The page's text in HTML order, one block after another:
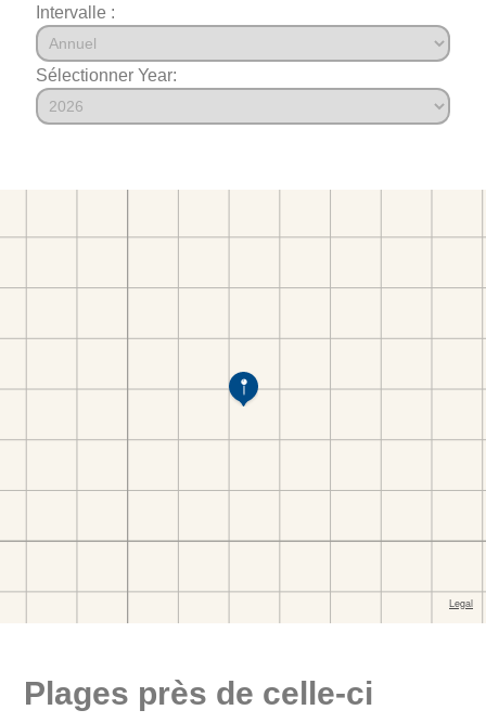
Intervalle :
Sélectionner Year:
Plages près de celle-ci